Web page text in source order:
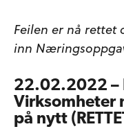
Feilen er nå rettet
inn
22.02.2022 –
Virksomheter
på nytt